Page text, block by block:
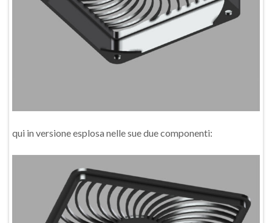
qui in versione esplosa nelle sue due componenti: